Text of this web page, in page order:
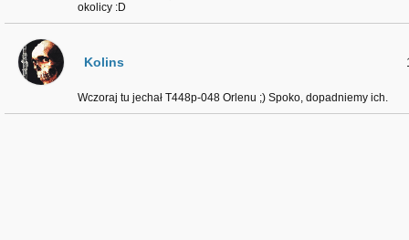
okolicy :D
Kolins
Wczoraj tu jechał T448p-048 Orlenu ;) Spoko, dopadniemy ich.